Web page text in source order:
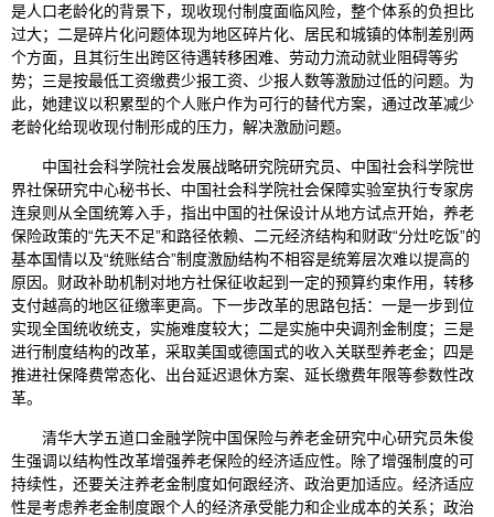
是人口老龄化的背景下，现收现付制度面临风险，整个体系的负担比
过大；二是碎片化问题体现为地区碎片化、居民和城镇的体制差别两
个方面，且其衍生出跨区待遇转移困难、劳动力流动就业阻碍等劣
势；三是按最低工资缴费少报工资、少报人数等激励过低的问题。为
此，她建议以积累型的个人账户作为可行的替代方案，通过改革减少
老龄化给现收现付制形成的压力，解决激励问题。
中国社会科学院社会发展战略研究院研究员、中国社会科学院世
界社保研究中心秘书长、中国社会科学院社会保障实验室执行专家房
连泉则从全国统筹入手，指出中国的社保设计从地方试点开始，养老
保险政策的“先天不足”和路径依赖、二元经济结构和财政“分灶吃饭”的
基本国情以及“统账结合”制度激励结构不相容是统筹层次难以提高的
原因。财政补助机制对地方社保征收起到一定的预算约束作用，转移
支付越高的地区征缴率更高。下一步改革的思路包括：一是一步到位
实现全国统收统支，实施难度较大；二是实施中央调剂金制度；三是
进行制度结构的改革，采取美国或德国式的收入关联型养老金；四是
推进社保降费常态化、出台延迟退休方案、延长缴费年限等参数性改
革。
清华大学五道口金融学院中国保险与养老金研究中心研究员朱俊
生强调以结构性改革增强养老保险的经济适应性。除了增强制度的可
持续性，还要关注养老金制度如何跟经济、政治更加适应。经济适应
性是考虑养老金制度跟个人的经济承受能力和企业成本的关系；政治